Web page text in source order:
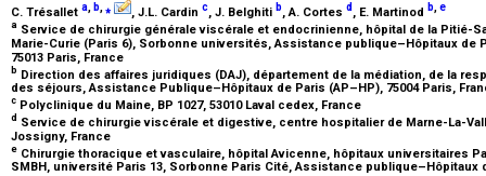
C. Trésallet a, b,⁎ , J.L. Cardin c, J. Belghiti b, A. Cortes d , E. Martinod b,e
a Service de chirurgie générale viscérale et endocrinienne, hôpital de la Pitié-
Marie-Curie (Paris 6), Sorbonne universités, Assistance publique–Hôpitaux de
75013 Paris, France
b Direction des affaires juridiques (DAJ), département de la médiation, de la
des séjours, Assistance Publique–Hôpitaux de Paris (AP–HP), 75004 Paris,
c Polyclinique du Maine, BP 1027, 53010 Laval cedex, France
d Service de chirurgie viscérale et digestive, centre hospitalier de Marne-La-
Jossigny, France
e Chirurgie thoracique et vasculaire, hôpital Avicenne, hôpitaux universitaires
SMBH, université Paris 13, Sorbonne Paris Cité, Assistance publique–Hôpitaux